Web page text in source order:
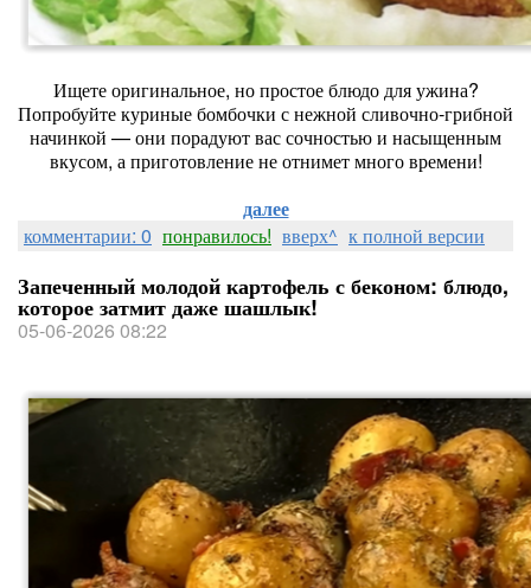
Ищете оригинальное, но простое блюдо для ужина?
Попробуйте куриные бомбочки с нежной сливочно‑грибной
начинкой — они порадуют вас сочностью и насыщенным
вкусом, а приготовление не отнимет много времени!
далее
комментарии: 0 понравилось! вверх^ к полной версии
Запеченный молодой картофель с беконом: блюдо,
которое затмит даже шашлык!
05-06-2026 08:22